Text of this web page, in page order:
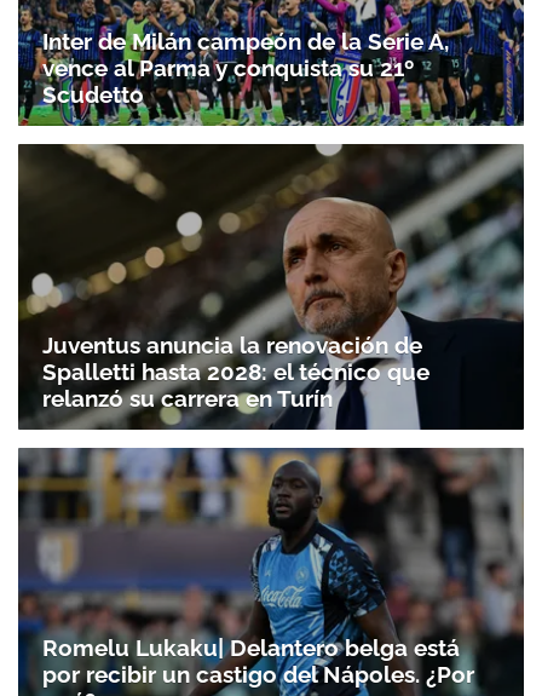
Inter de Milán campeón de la Serie A,
vence al Parma y conquista su 21º
Scudetto
Juventus anuncia la renovación de
Spalletti hasta 2028: el técnico que
relanzó su carrera en Turín
Romelu Lukaku| Delantero belga está
por recibir un castigo del Nápoles. ¿Por